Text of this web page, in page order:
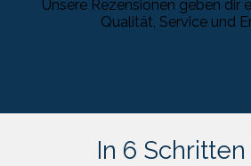
Unsere Rezensionen geben dir
Qualität, Service und
In 6